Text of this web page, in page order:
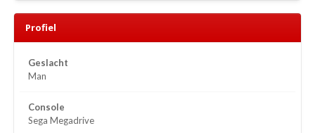
Profiel
Geslacht
Man
Console
Sega Megadrive